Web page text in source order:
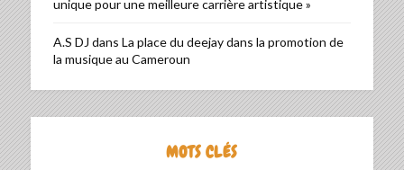
unique pour une meilleure carrière artistique »
A.S DJ dans La place du deejay dans la promotion de
la musique au Cameroun
MOTS CLÉS